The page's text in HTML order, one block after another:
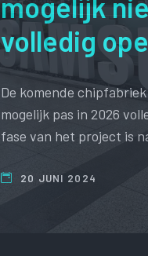
volledig
De komende
mogelijk pas in 2026
fase van het project is
20 JUNI 2024